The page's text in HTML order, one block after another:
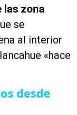
las zona
se
al interior
«hace
desde